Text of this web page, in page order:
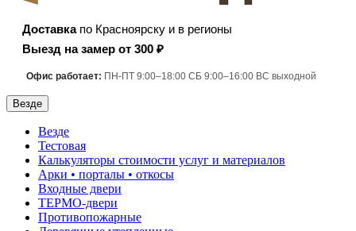
Доставкапо Красноярску и в регионы
Выезд на замер от 300 ₽
Офис работает: ПН-ПТ 9:00–18:00 СБ 9:00–16:00 ВС выходной
Везде
Везде
Тестовая
Калькуляторы стоимости услуг и материалов
Арки • порталы • откосы
Входные двери
ТЕРМО-двери
Противопожарные